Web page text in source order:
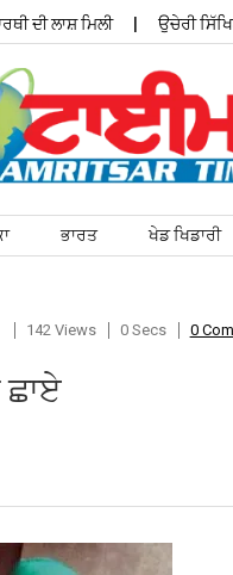
ਲਾਸ਼ ਮਿਲੀ ਉਚੇਰੀ ਸਿੱਖਿਆ
ਭਾਰਤ ਖੇਡ ਖਿਡਾਰੀ
142 Views 0 Secs 0